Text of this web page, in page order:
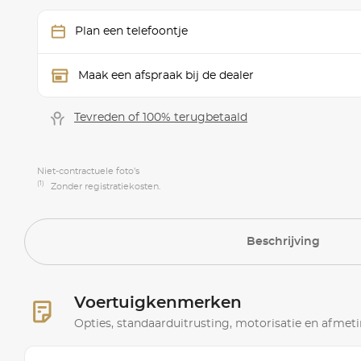
Plan een telefoontje
Maak een afspraak bij de dealer
Tevreden of 100% terugbetaald
Niet-contractuele foto’s
(1) Zonder registratiekosten.
Beschrijving
Voertuigkenmerken
Opties, standaarduitrusting, motorisatie en